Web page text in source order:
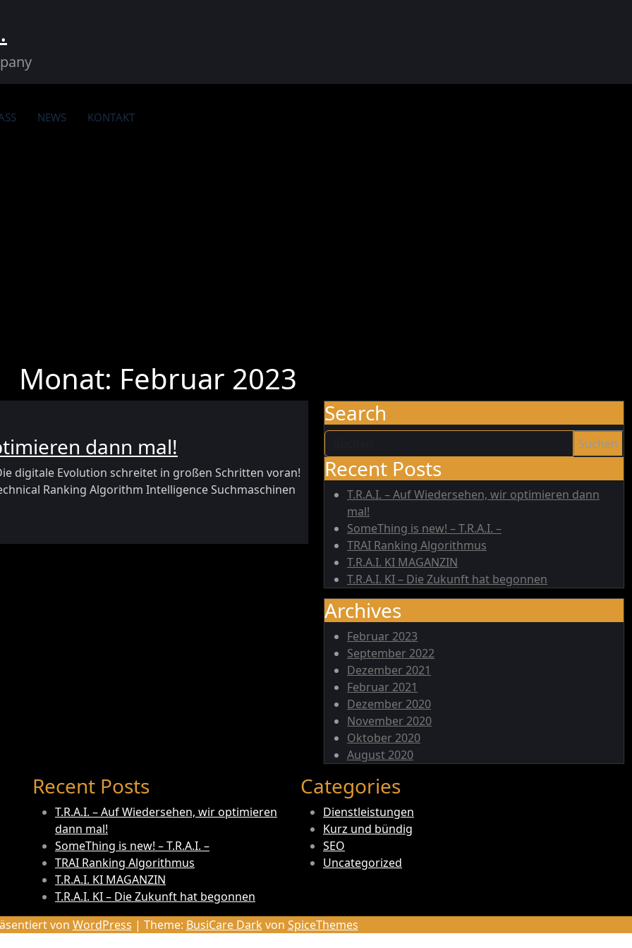
NEWS KONTAKT
Monat: Februar 2023
dann mal!
digitale Evolution schreitet in großen Schritten voran!
Ranking Algorithm Intelligence Suchmaschinen
Search
Suchen
Recent Posts
T.R.A.I. – Auf Wiedersehen, wir optimieren dann
mal!
SomeThing is new! – T.R.A.I. –
TRAI Ranking Algorithmus
T.R.A.I. KI MAGANZIN
T.R.A.I. KI – Die Zukunft hat begonnen
Archives
Februar 2023
September 2022
Dezember 2021
Februar 2021
Dezember 2020
November 2020
Oktober 2020
August 2020
Recent Posts
T.R.A.I. – Auf Wiedersehen, wir optimieren
dann mal!
SomeThing is new! – T.R.A.I. –
TRAI Ranking Algorithmus
T.R.A.I. KI MAGANZIN
T.R.A.I. KI – Die Zukunft hat begonnen
Categories
Dienstleistungen
Kurz und bündig
SEO
Uncategorized
von WordPress | Theme: BusiCare Dark von SpiceThemes